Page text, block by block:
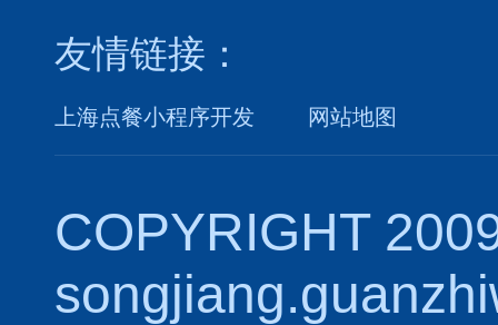
友情链接：
上海点餐小程序开发 网站地图
COPYRIGHT